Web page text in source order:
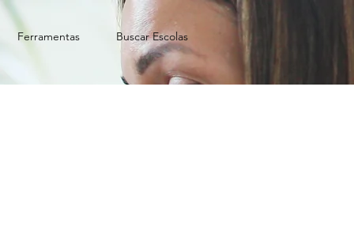
Ferramentas Buscar Escolas